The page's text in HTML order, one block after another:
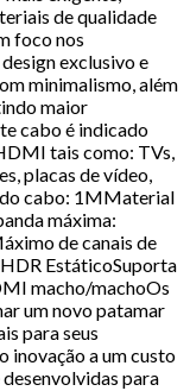
de qualidade
foco nos
exclusivo e
minimalismo, além
maior
cabo é indicado
tais como: TVs,
placas de vídeo,
cabo: 1MMaterial
máxima:
de canais de
EstáticoSuporta
macho/machoOs
um novo patamar
para seus
inovação a um custo
para